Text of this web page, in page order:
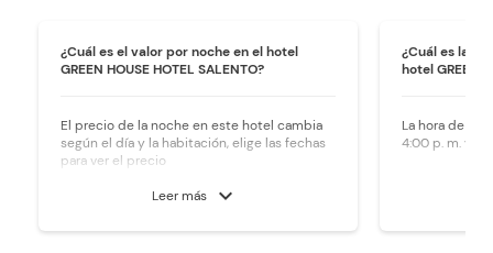
¿Cuál es el valor por noche en el hotel
GREEN HOUSE HOTEL SALENTO?
El precio de la noche en este hotel cambia
según el día y la habitación, elige las fechas
para ver el precio
Leer más
expand_more
¿Cuál es la
hotel GREEN
La hora de
4:00 p. m. y la